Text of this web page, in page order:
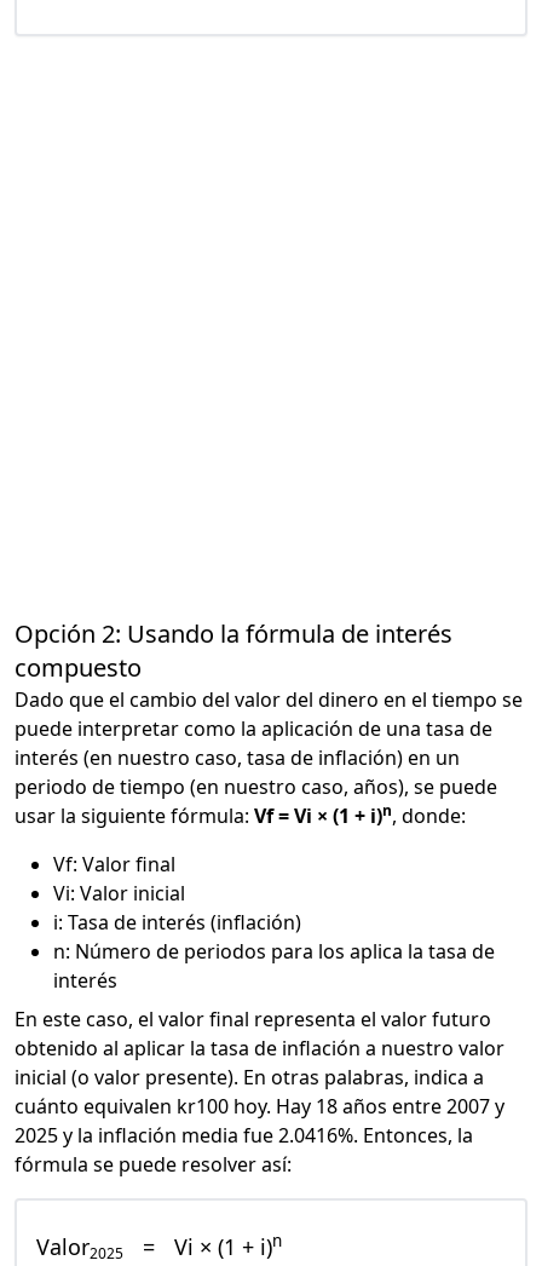
Opción 2: Usando la fórmula de interés
compuesto
Dado que el cambio del valor del dinero en el tiempo se
puede interpretar como la aplicación de una tasa de
interés (en nuestro caso, tasa de inflación) en un
periodo de tiempo (en nuestro caso, años), se puede
usar la siguiente fórmula: Vf = Vi × (1 + i)n, donde:
Vf: Valor final
Vi: Valor inicial
i: Tasa de interés (inflación)
n: Número de periodos para los aplica la tasa de
interés
En este caso, el valor final representa el valor futuro
obtenido al aplicar la tasa de inflación a nuestro valor
inicial (o valor presente). En otras palabras, indica a
cuánto equivalen kr100 hoy. Hay 18 años entre 2007 y
2025 y la inflación media fue 2.0416%. Entonces, la
fórmula se puede resolver así:
Valor2025 = Vi × (1 + i)n